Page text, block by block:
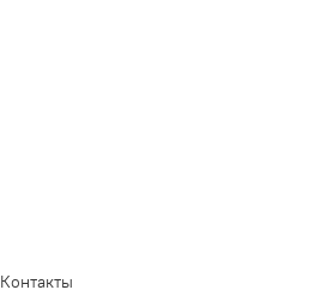
Контакты